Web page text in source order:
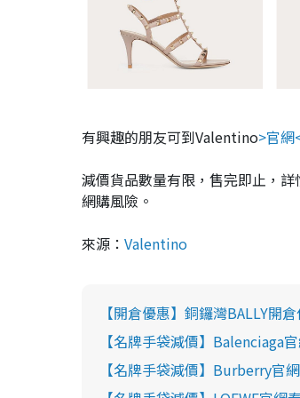
有興趣的朋友可到Valentino>官網
減價貨品數量有限，售完即止，
網購風險。
來源： Valentino
【開倉優惠】銅鑼灣BALLY開
【名牌手袋減價】Balenciaga
【名牌手袋減價】Burberry官